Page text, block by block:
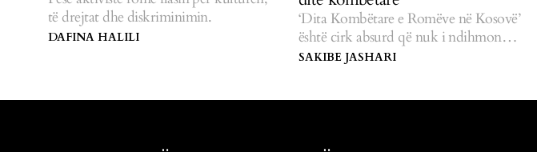
të drejtat dhe diskriminimin.
DAFINA HALILI
‘Dita Kombëtare e Romëve në Kosovë’
është cirk absurd që nuk i ndihmon
askujt.
SAKIBE JASHARI